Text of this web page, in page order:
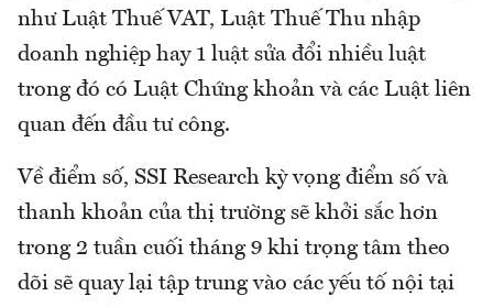
như Luật Thuế VAT, Luật Thuế Thu nhập
doanh nghiệp hay 1 luật sửa đổi nhiều luật
trong đó có Luật Chứng khoản và các Luật liên
quan đến đầu tư công.
Về điểm số, SSI Research kỳ vọng điểm số và
thanh khoản của thị trường sẽ khởi sắc hơn
trong 2 tuần cuối tháng 9 khi trọng tâm theo
dõi sẽ quay lại tập trung vào các yếu tố nội tại